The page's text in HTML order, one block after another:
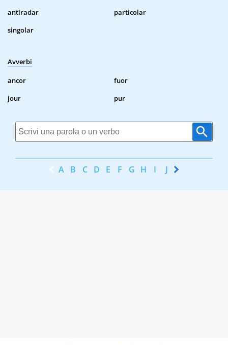
antiradar
particolar
singolar
Avverbi
ancor
fuor
jour
pur
A B C D E F G H I J K